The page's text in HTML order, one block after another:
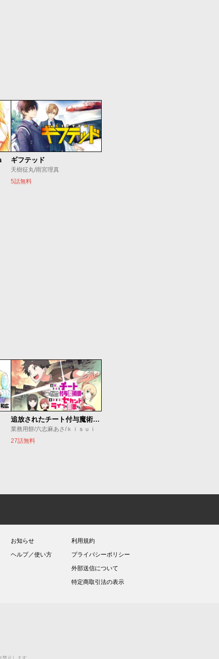
ギフテッド
天樹征丸/雨宮理真
5話無料
追放されたチート付与魔術師は気ままなセカンドライフを謳歌する。 ～俺は武器だけじゃなく、あらゆるものに『強化ポイント』を付与できるし、俺の意思でいつでも効果を解除できるけど、残った人たち大丈夫？～
業務用餅/六志麻あさ/ｋｉｓｕｉ
27話無料
お知らせ
ヘルプ／使い方
利用規約
プライバシーポリシー
外部送信について
特定商取引法の表示
止します。